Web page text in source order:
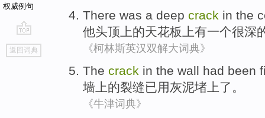
权威例句
go
top
返回词典
There was a deep crack in the
他头顶 上的天花板上有一个很深
《柯林斯英汉双解大词典》
The crack in the wall had been
墙上的裂缝已用灰泥堵上了 。
《牛津词典》